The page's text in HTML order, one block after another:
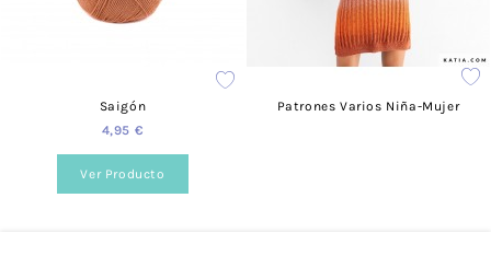
necesidades. Puedes consultarlo desde nuestra web, en la
siguiente página.
Sí, te podemos ayudar en lo que necesites. Resolvemos tus
dudas tanto vía telefónica
nuestroformulario de contacto.
Saigón
4,95 €
Ver Producto
Patrones Varios Niña-Mujer